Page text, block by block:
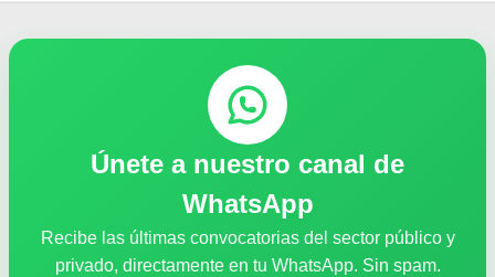
Únete a nuestro canal de
WhatsApp
Recibe las últimas convocatorias del sector público y
privado, directamente en tu WhatsApp. Sin spam.